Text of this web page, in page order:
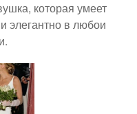
которая умеет
элегантно в любои